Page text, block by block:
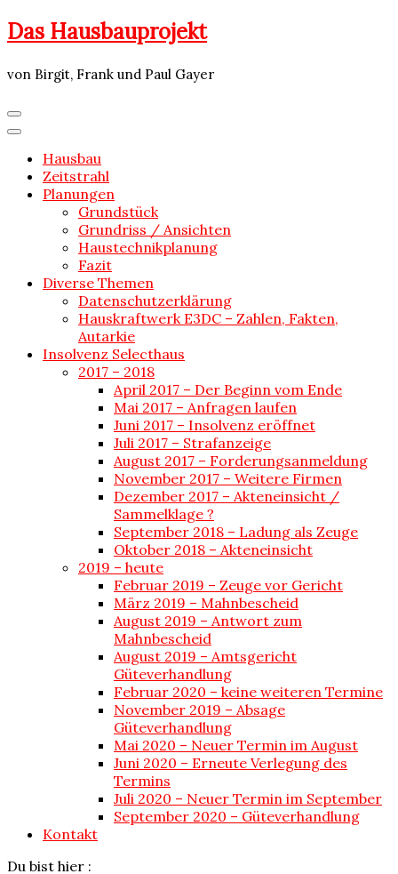
Skip
to
Das Hausbauprojekt
von Birgit, Frank und Paul Gayer
Hausbau
Zeitstrahl
Planungen
Grundstück
Grundriss / Ansichten
Haustechnikplanung
Fazit
Diverse Themen
Datenschutzerklärung
Hauskraftwerk E3DC – Zahlen, Fakten,
Autarkie
Insolvenz Selecthaus
2017 – 2018
April 2017 – Der Beginn vom Ende
Mai 2017 – Anfragen laufen
Juni 2017 – Insolvenz eröffnet
Juli 2017 – Strafanzeige
August 2017 – Forderungsanmeldung
November 2017 – Weitere Firmen
Dezember 2017 – Akteneinsicht /
Sammelklage ?
September 2018 – Ladung als Zeuge
Oktober 2018 – Akteneinsicht
2019 – heute
Februar 2019 – Zeuge vor Gericht
März 2019 – Mahnbescheid
August 2019 – Antwort zum
Mahnbescheid
August 2019 – Amtsgericht
Güteverhandlung
Februar 2020 – keine weiteren Termine
November 2019 – Absage
Güteverhandlung
Mai 2020 – Neuer Termin im August
Juni 2020 – Erneute Verlegung des
Termins
Juli 2020 – Neuer Termin im September
September 2020 – Güteverhandlung
Kontakt
Du bist hier :